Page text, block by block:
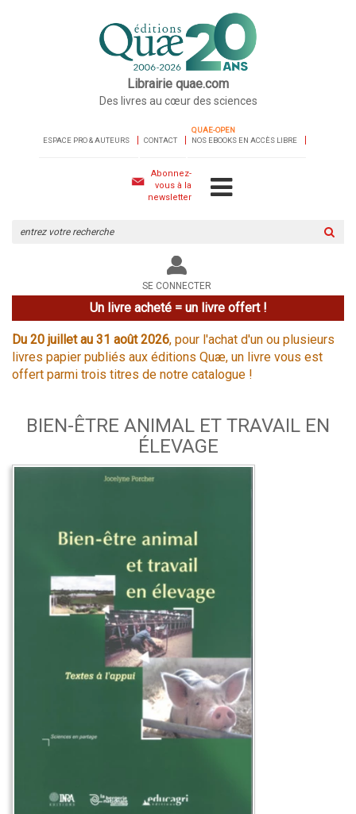
Librairie quae.com
Des livres au cœur des sciences
ESPACE PRO & AUTEURS CONTACT
QUAE-OPEN
NOS EBOOKS EN ACCÈS LIBRE
Abonnez-
vous à la
newsletter
le
site
SE CONNECTER
Un livre acheté = un livre offert !
Du 20 juillet au 31 août 2026, pour l'achat d'un ou plusieurs
livres papier publiés aux éditions Quæ, un livre vous est
offert parmi trois titres de notre catalogue !
BIEN-ÊTRE ANIMAL ET TRAVAIL EN
ÉLEVAGE